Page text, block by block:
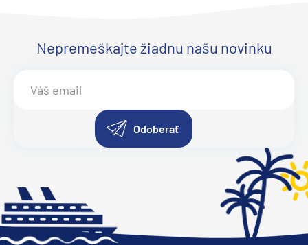
Nepremeškajte žiadnu našu novinku
Odoberať